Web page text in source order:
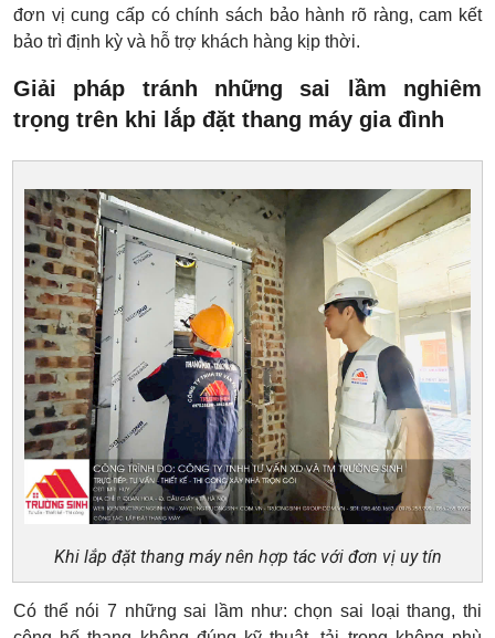
đơn vị cung cấp có chính sách bảo hành rõ ràng, cam kết
bảo trì định kỳ và hỗ trợ khách hàng kịp thời.
Giải pháp tránh những sai lầm nghiêm
trọng trên khi lắp đặt thang máy gia đình
Khi lắp đặt thang máy nên hợp tác với đơn vị uy tín
Có thể nói 7 những sai lầm như: chọn sai loại thang, thi